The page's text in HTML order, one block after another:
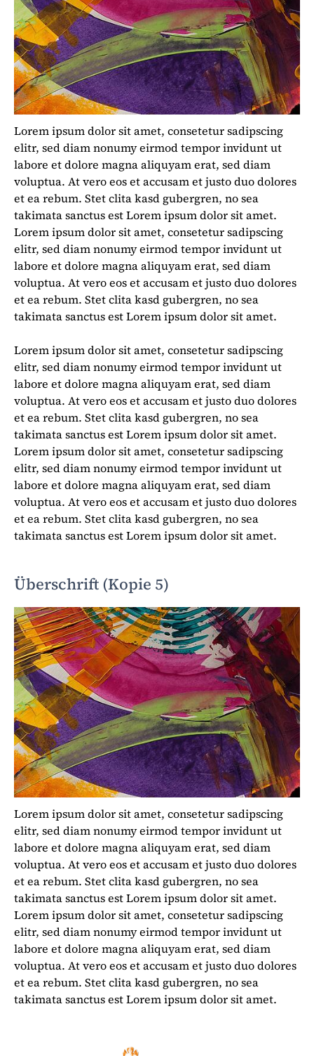
Lorem ipsum dolor sit amet, consetetur sadipscing
elitr, sed diam nonumy eirmod tempor invidunt ut
labore et dolore magna aliquyam erat, sed diam
voluptua. At vero eos et accusam et justo duo dolores
et ea rebum. Stet clita kasd gubergren, no sea
takimata sanctus est Lorem ipsum dolor sit amet.
Lorem ipsum dolor sit amet, consetetur sadipscing
elitr, sed diam nonumy eirmod tempor invidunt ut
labore et dolore magna aliquyam erat, sed diam
voluptua. At vero eos et accusam et justo duo dolores
et ea rebum. Stet clita kasd gubergren, no sea
takimata sanctus est Lorem ipsum dolor sit amet.
Lorem ipsum dolor sit amet, consetetur sadipscing
elitr, sed diam nonumy eirmod tempor invidunt ut
labore et dolore magna aliquyam erat, sed diam
voluptua. At vero eos et accusam et justo duo dolores
et ea rebum. Stet clita kasd gubergren, no sea
takimata sanctus est Lorem ipsum dolor sit amet.
Lorem ipsum dolor sit amet, consetetur sadipscing
elitr, sed diam nonumy eirmod tempor invidunt ut
labore et dolore magna aliquyam erat, sed diam
voluptua. At vero eos et accusam et justo duo dolores
et ea rebum. Stet clita kasd gubergren, no sea
takimata sanctus est Lorem ipsum dolor sit amet.
Überschrift (Kopie 5)
Lorem ipsum dolor sit amet, consetetur sadipscing
elitr, sed diam nonumy eirmod tempor invidunt ut
labore et dolore magna aliquyam erat, sed diam
voluptua. At vero eos et accusam et justo duo dolores
et ea rebum. Stet clita kasd gubergren, no sea
takimata sanctus est Lorem ipsum dolor sit amet.
Lorem ipsum dolor sit amet, consetetur sadipscing
elitr, sed diam nonumy eirmod tempor invidunt ut
labore et dolore magna aliquyam erat, sed diam
voluptua. At vero eos et accusam et justo duo dolores
et ea rebum. Stet clita kasd gubergren, no sea
takimata sanctus est Lorem ipsum dolor sit amet.